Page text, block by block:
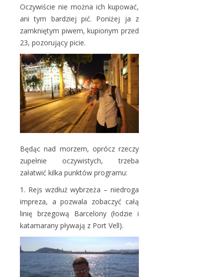
Oczywiście nie można ich kupować,
ani tym bardziej pić. Poniżej ja z
zamkniętym piwem, kupionym przed
23, pozorujący picie.
Będąc nad morzem, oprócz rzeczy
zupełnie oczywistych, trzeba
załatwić kilka punktów programu:
1. Rejs wzdłuż wybrzeża – niedroga
impreza, a pozwala zobaczyć całą
linię brzegową Barcelony (łodzie i
katamarany pływają z Port Vell).